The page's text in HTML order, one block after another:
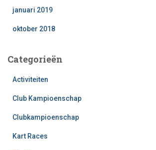
januari 2019
oktober 2018
Categorieën
Activiteiten
Club Kampioenschap
Clubkampioenschap
Kart Races